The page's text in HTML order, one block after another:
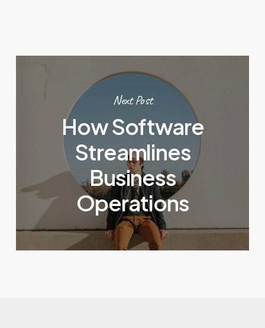
Next Post
How Software
Streamlines
Business
Operations